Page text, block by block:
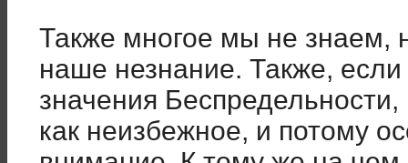
Также многое мы не знаем,
наше незнание. Также,
значения
как неизбежное, и потому